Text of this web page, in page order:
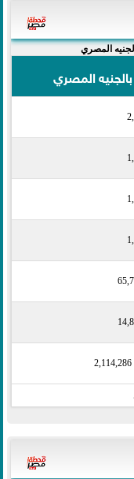
المصري
بالجنيه المصري